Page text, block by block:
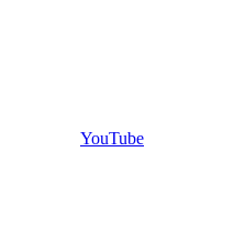
YouTube